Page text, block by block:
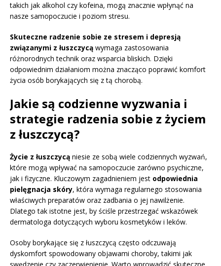
takich jak alkohol czy kofeina, mogą znacznie wpłynąć na
nasze samopoczucie i poziom stresu.
Skuteczne radzenie sobie ze stresem i depresją
związanymi z łuszczycą wymaga zastosowania
różnorodnych technik oraz wsparcia bliskich. Dzięki
odpowiednim działaniom można znacząco poprawić komfort
życia osób borykających się z tą chorobą.
Jakie są codzienne wyzwania i
strategie radzenia sobie z życiem
z łuszczycą?
Życie z łuszczycą niesie ze sobą wiele codziennych wyzwań,
które mogą wpływać na samopoczucie zarówno psychiczne,
jak i fizyczne. Kluczowym zagadnieniem jest odpowiednia
pielęgnacja skóry, która wymaga regularnego stosowania
właściwych preparatów oraz zadbania o jej nawilżenie.
Dlatego tak istotne jest, by ściśle przestrzegać wskazówek
dermatologa dotyczących wyboru kosmetyków i leków.
Osoby borykające się z łuszczycą często odczuwają
dyskomfort spowodowany objawami choroby, takimi jak